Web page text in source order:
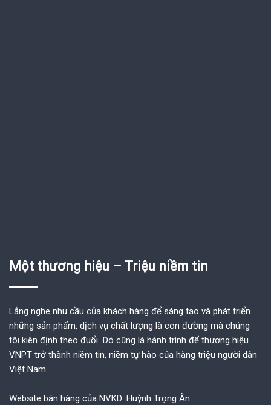
Một thương hiệu – Triệu niềm tin
Lắng nghe nhu cầu của khách hàng để sáng tạo và phát triển
những sản phẩm, dịch vụ chất lượng là con đường mà chúng
tôi kiên định theo đuổi. Đó cũng là hành trình để thương hiệu
VNPT trở thành niềm tin, niềm tự hào của hàng triệu người dân
Việt Nam.
Website bán hàng của NVKD: Huỳnh Trọng Ân